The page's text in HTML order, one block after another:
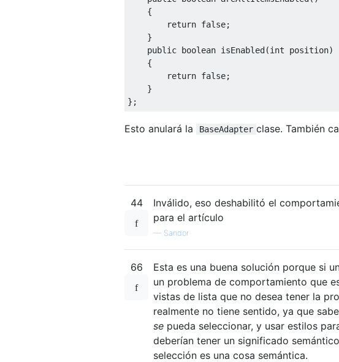
{
return false;
}
public boolean isEnabled(int position)
{
return false;
}
};
Esto anulará la BaseAdapter clase. También
44
Inválido, eso deshabilitó el
para el artículo
— Sandor
66
Esta es una buena solución porque si
un problema de comportamiento que
vistas de lista que no desea tener la
realmente no tiene sentido, ya que
se pueda seleccionar, y usar estilos
deberían tener un significado
selección es una cosa semántica.